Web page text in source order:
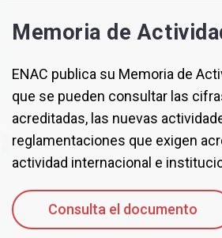
Memoria de
ENAC publica su Memoria de
que se pueden consultar las
acreditadas, las nuevas
reglamentaciones que exigen
actividad internacional e
Consulta el documento